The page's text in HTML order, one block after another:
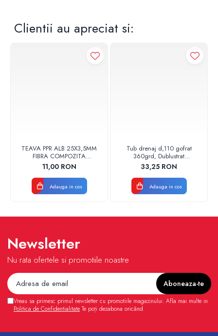
Clientii au apreciat si:
TEAVA PPR ALB 25X3,5MM
FIBRA COMPOZITA
10033025004
VALDUOTHERM VALROM
11,00 RON
Adauga in cos
Tub drenaj d,110 gofrat
360grd, Dublustrat
verde/negru 110152 Drainkit
33,25 RON
Adauga in cos
Newsletter
Nu rata ofertele si promotiile noastre
Vreau sa primesc primul newsletter cu promotiile magazinului. Afla mai multe in
Politica de Confidentialitate Te poți dezabona oricând.